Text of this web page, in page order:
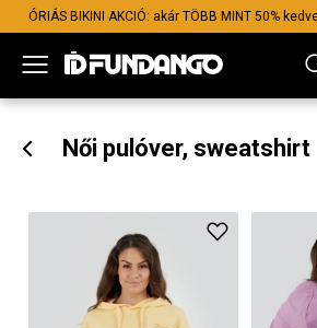
ÓRIÁS BIKINI AKCIÓ: akár TÖBB MINT 50%
Női pulóver, sweatshirt